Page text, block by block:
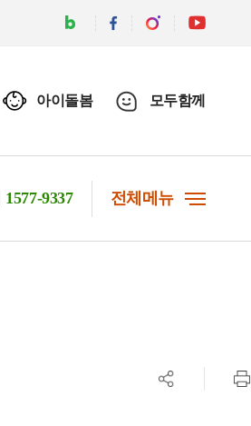
아이돌봄 모두함께
1577-9337 전체메뉴
공유하기